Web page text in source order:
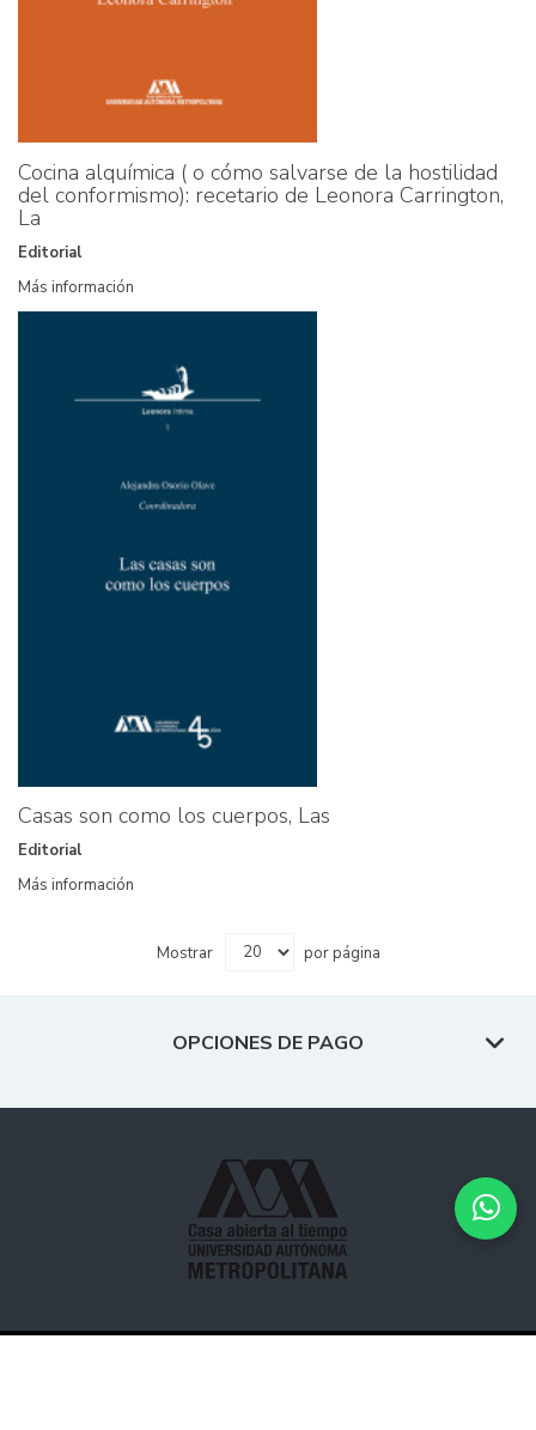
Cocina alquímica ( o cómo salvarse de la hostilidad
del conformismo): recetario de Leonora Carrington,
La
Editorial
Más información
Casas son como los cuerpos, Las
Editorial
Más información
Mostrar por página
OPCIONES DE PAGO